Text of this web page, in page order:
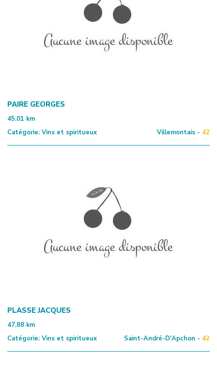
PAIRE GEORGES
45.01 km
Catégorie: Vins et spiritueux Villemontais - 42
PLASSE JACQUES
47.88 km
Catégorie: Vins et spiritueux Saint-André-D'Apchon - 42